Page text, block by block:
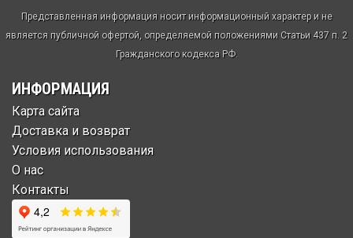
Представленная информация носит информационный характер и не
является публичной офертой, определяемой положениями Статьи 437 п. 2
Гражданского кодекса РФ.
ИНФОРМАЦИЯ
Карта сайта
Доставка и возврат
Условия использования
О нас
Контакты